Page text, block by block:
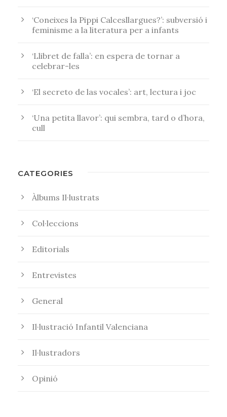
‘Coneixes la Pippi Calcesllargues?’: subversió i
feminisme a la literatura per a infants
‘Llibret de falla’: en espera de tornar a
celebrar-les
‘El secreto de las vocales’: art, lectura i joc
‘Una petita llavor’: qui sembra, tard o d’hora,
cull
CATEGORIES
Àlbums Il·lustrats
Col·leccions
Editorials
Entrevistes
General
Il·lustració Infantil Valenciana
Il·lustradors
Opinió